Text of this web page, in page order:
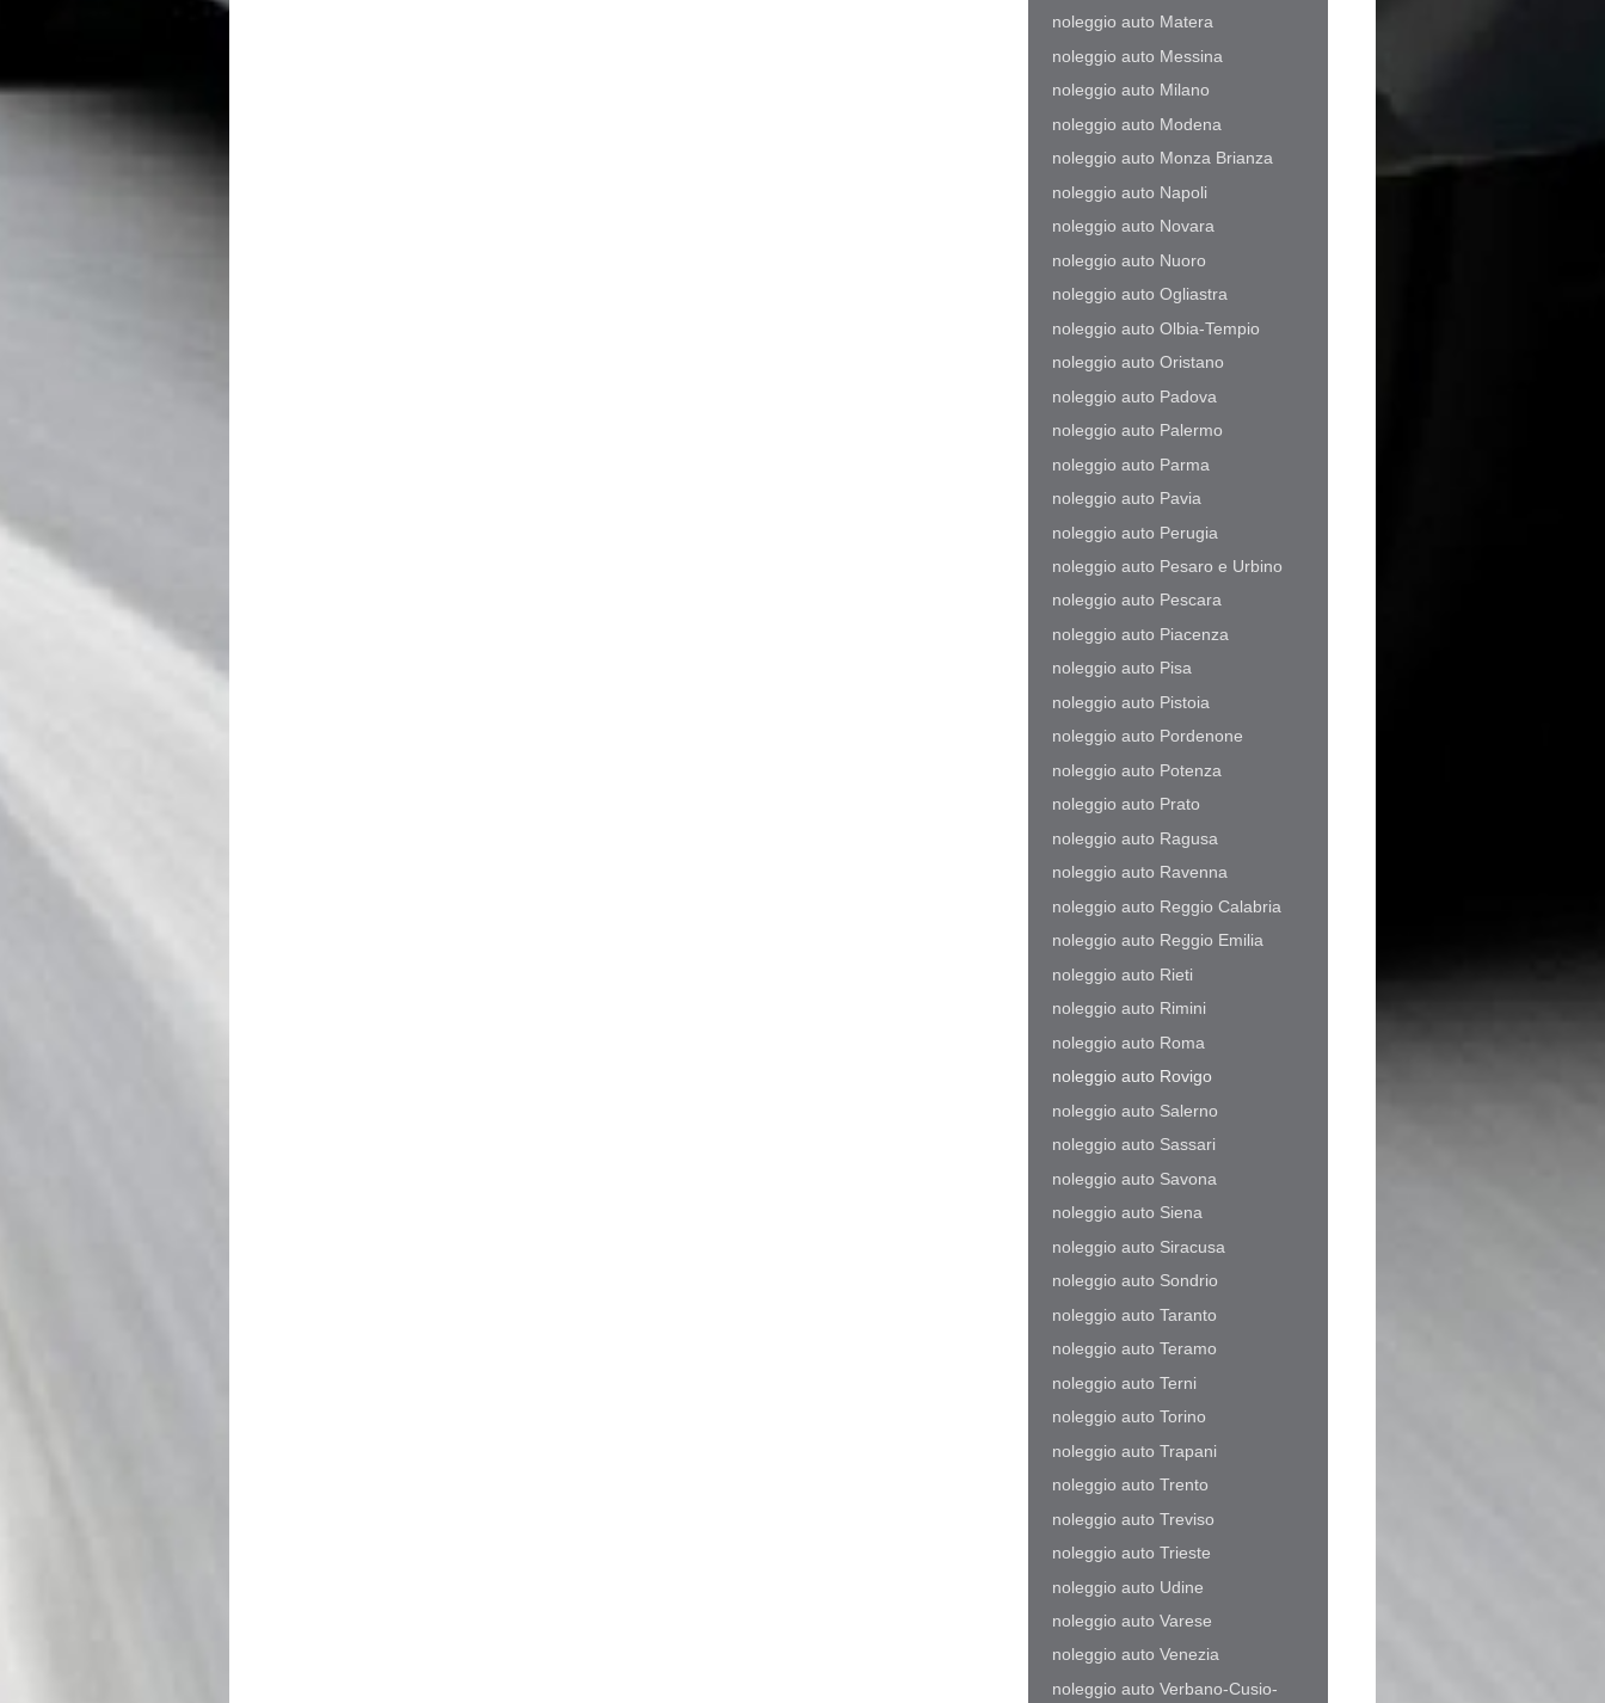
noleggio auto Matera
noleggio auto Messina
noleggio auto Milano
noleggio auto Modena
noleggio auto Monza Brianza
noleggio auto Napoli
noleggio auto Novara
noleggio auto Nuoro
noleggio auto Ogliastra
noleggio auto Olbia-Tempio
noleggio auto Oristano
noleggio auto Padova
noleggio auto Palermo
noleggio auto Parma
noleggio auto Pavia
noleggio auto Perugia
noleggio auto Pesaro e Urbino
noleggio auto Pescara
noleggio auto Piacenza
noleggio auto Pisa
noleggio auto Pistoia
noleggio auto Pordenone
noleggio auto Potenza
noleggio auto Prato
noleggio auto Ragusa
noleggio auto Ravenna
noleggio auto Reggio Calabria
noleggio auto Reggio Emilia
noleggio auto Rieti
noleggio auto Rimini
noleggio auto Roma
noleggio auto Rovigo
noleggio auto Salerno
noleggio auto Sassari
noleggio auto Savona
noleggio auto Siena
noleggio auto Siracusa
noleggio auto Sondrio
noleggio auto Taranto
noleggio auto Teramo
noleggio auto Terni
noleggio auto Torino
noleggio auto Trapani
noleggio auto Trento
noleggio auto Treviso
noleggio auto Trieste
noleggio auto Udine
noleggio auto Varese
noleggio auto Venezia
noleggio auto Verbano-Cusio-